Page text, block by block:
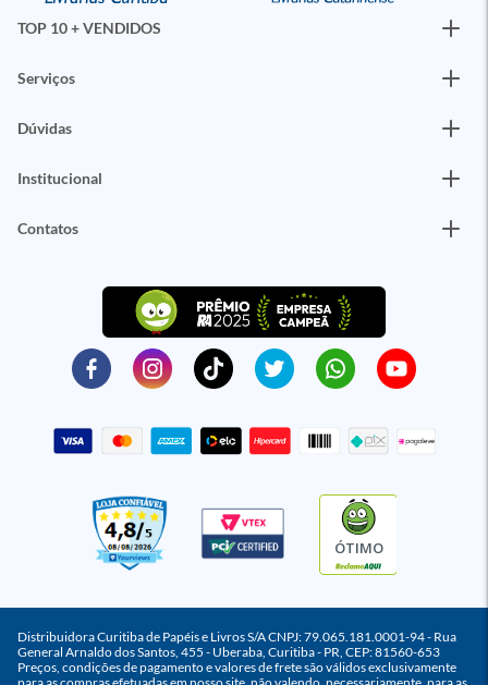
TOP 10 + VENDIDOS
Serviços
Dúvidas
Institucional
Contatos
ÓTIMO
Distribuidora Curitiba de Papéis e Livros S/A CNPJ: 79.065.181.0001-94 - Rua
General Arnaldo dos Santos, 455 - Uberaba, Curitiba - PR, CEP: 81560-653
Preços, condições de pagamento e valores de frete são válidos exclusivamente